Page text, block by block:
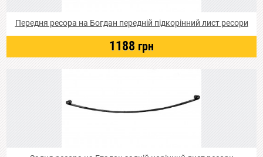
Передня ресора на Богдан передній підкорінний лист ресори
1188 грн